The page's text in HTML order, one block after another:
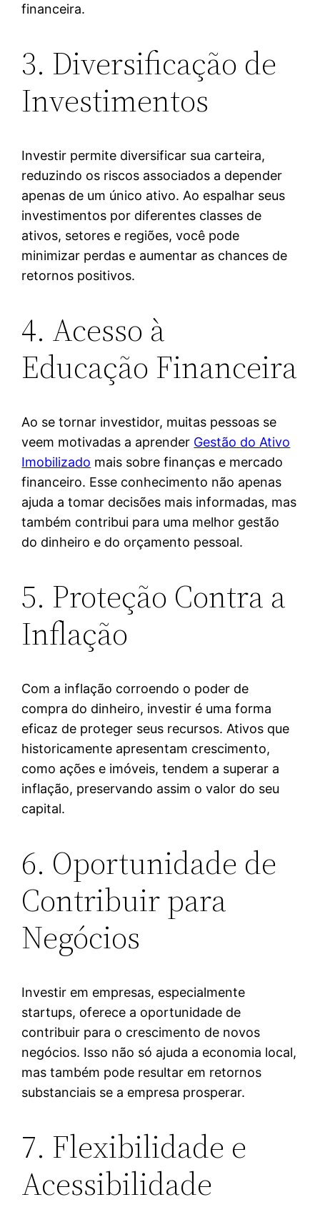
financeira.
3. Diversificação de
Investimentos
Investir permite diversificar sua carteira,
reduzindo os riscos associados a depender
apenas de um único ativo. Ao espalhar seus
investimentos por diferentes classes de
ativos, setores e regiões, você pode
minimizar perdas e aumentar as chances de
retornos positivos.
4. Acesso à
Educação Financeira
Ao se tornar investidor, muitas pessoas se
veem motivadas a aprender Gestão do Ativo
Imobilizado mais sobre finanças e mercado
financeiro. Esse conhecimento não apenas
ajuda a tomar decisões mais informadas, mas
também contribui para uma melhor gestão
do dinheiro e do orçamento pessoal.
5. Proteção Contra a
Inflação
Com a inflação corroendo o poder de
compra do dinheiro, investir é uma forma
eficaz de proteger seus recursos. Ativos que
historicamente apresentam crescimento,
como ações e imóveis, tendem a superar a
inflação, preservando assim o valor do seu
capital.
6. Oportunidade de
Contribuir para
Negócios
Investir em empresas, especialmente
startups, oferece a oportunidade de
contribuir para o crescimento de novos
negócios. Isso não só ajuda a economia local,
mas também pode resultar em retornos
substanciais se a empresa prosperar.
7. Flexibilidade e
Acessibilidade